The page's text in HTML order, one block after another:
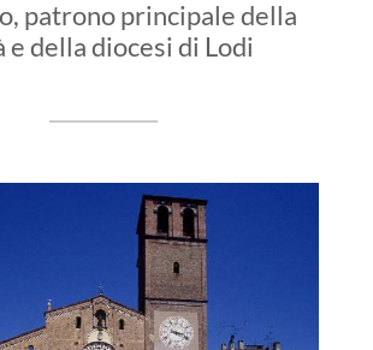
patrono principale della
e della diocesi di Lodi